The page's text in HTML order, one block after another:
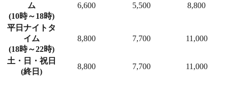
ム
(10時～18時)
6,600 5,500 8,800
平日ナイトタ
イム
(18時～22時)
8,800 7,700 11,000
土・日・祝日
(終日)
8,800 7,700 11,000